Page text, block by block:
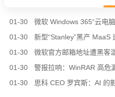
01-30
01-30
01-30
微软官方邮箱地址遭黑客
01-30
警报拉响：WinRAR 高危
01-30